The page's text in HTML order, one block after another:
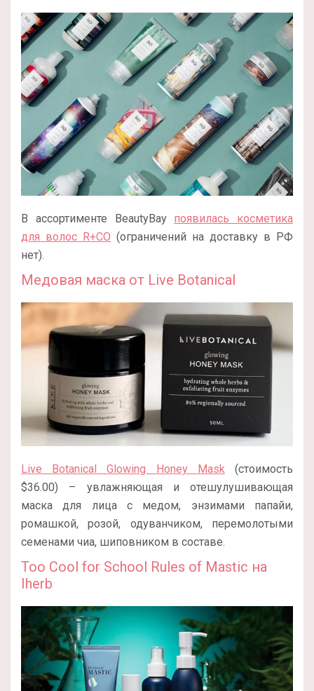
В ассортименте BeautyBay появилась косметика
для волос R+CO (ограничений на доставку в РФ
нет).
Медовая маска от Live Botanical
Live Botanical Glowing Honey Mask(стоимость
$36.00) – увлажняющая и отешулушивающая
маска для лица с медом, энзимами папайи,
ромашкой, розой, одуванчиком, перемолотыми
семенами чиа, шиповником в составе.
Too Cool for School Rules of Mastic на
Iherb